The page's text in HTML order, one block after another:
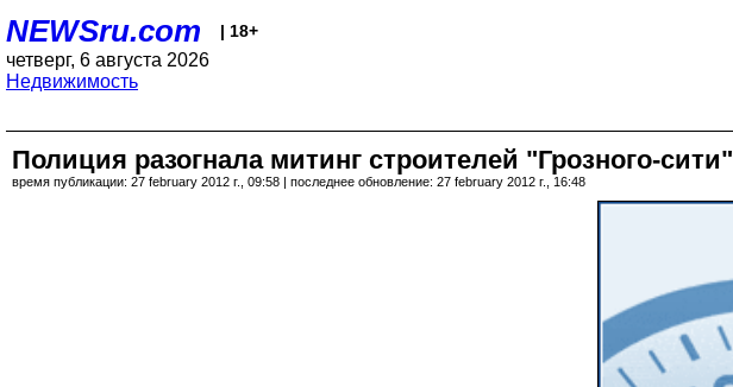
NEWSru.com | 18+
четверг, 6 августа 2026
Недвижимость
Полиция разогнала митинг строителей "Грозного-сити"
время публикации: 27 february 2012 г., 09:58 | последнее обновление: 27 february 2012 г., 16:48